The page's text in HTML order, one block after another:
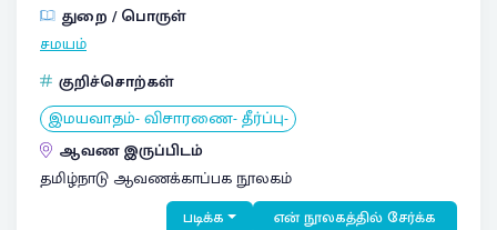
துறை / பொருள்
சமயம்
குறிச்சொற்கள்
இமயவாதம்- விசாரணை- தீர்ப்பு-
ஆவண இருப்பிடம்
தமிழ்நாடு ஆவணக்காப்பக நூலகம்
படிக்க என் நூலகத்தில் சேர்க்க